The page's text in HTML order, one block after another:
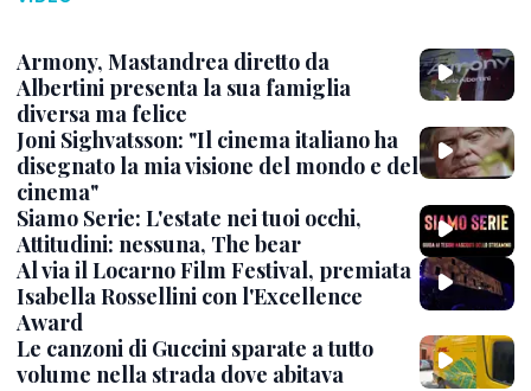
Armony, Mastandrea diretto da
Albertini presenta la sua famiglia
diversa ma felice
Joni Sighvatsson: "Il cinema italiano ha
disegnato la mia visione del mondo e del
cinema"
Siamo Serie: L'estate nei tuoi occhi,
Attitudini: nessuna, The bear
Al via il Locarno Film Festival, premiata
Isabella Rossellini con l'Excellence
Award
Le canzoni di Guccini sparate a tutto
volume nella strada dove abitava